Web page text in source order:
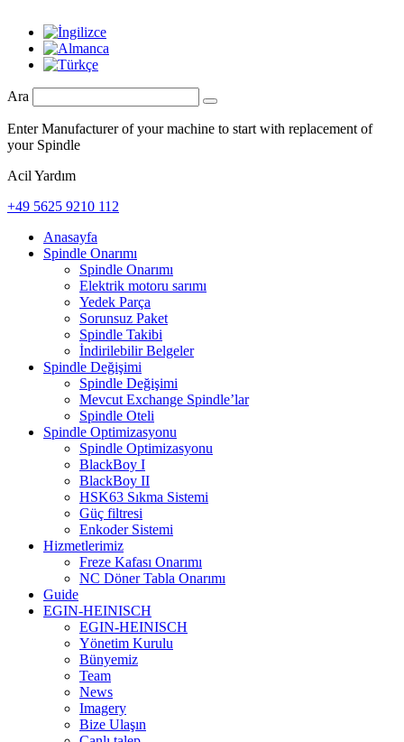
Ara
Enter Manufacturer of your machine to start with replacement of
your Spindle
Acil Yardım
+49 5625 9210 112
Anasayfa
Spindle Onarımı
Spindle Onarımı
Elektrik motoru sarımı
Yedek Parça
Sorunsuz Paket
Spindle Takibi
İndirilebilir Belgeler
Spindle Değişimi
Spindle Değişimi
Mevcut Exchange Spindle’lar
Spindle Oteli
Spindle Optimizasyonu
Spindle Optimizasyonu
BlackBoy I
BlackBoy II
HSK63 Sıkma Sistemi
Güç filtresi
Enkoder Sistemi
Hizmetlerimiz
Freze Kafası Onarımı
NC Döner Tabla Onarımı
Guide
EGIN-HEINISCH
EGIN-HEINISCH
Yönetim Kurulu
Bünyemiz
Team
News
Imagery
Bize Ulaşın